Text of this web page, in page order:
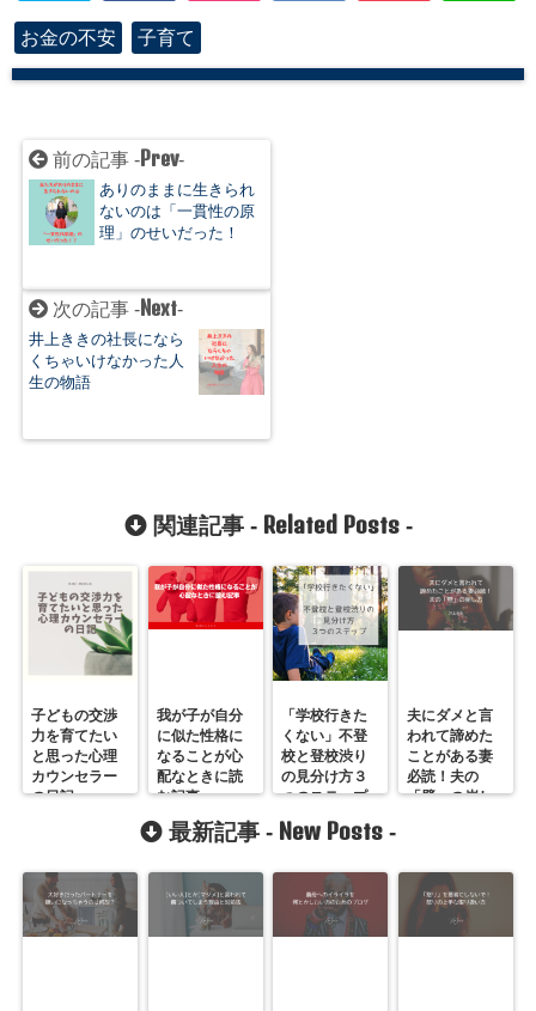
お金の不安 子育て
前の記事 -Prev-
ありのままに生きられ
ないのは「一貫性の原
理」のせいだった！
次の記事 -Next-
井上ききの社長になら
くちゃいけなかった人
生の物語
関連記事 - Related Posts-
子どもの交渉
力を育てたい
と思った心理
カウンセラー
の日記
我が子が自分
に似た性格に
なることが心
配なときに読
む記事
「学校行きた
くない」不登
校と登校渋り
の見分け方３
つのステップ
夫にダメと言
われて諦めた
ことがある妻
必読！夫の
「壁」の崩し
最新記事 - New Posts -